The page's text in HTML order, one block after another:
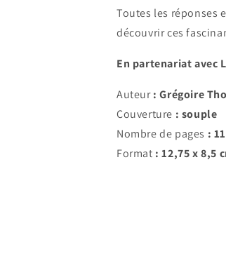
Toutes les réponses
découvrir ces
En partenariat avec
Auteur:Grégoire
Couverture : souple
Nombre de pages :
Format :12,75 x 8,5